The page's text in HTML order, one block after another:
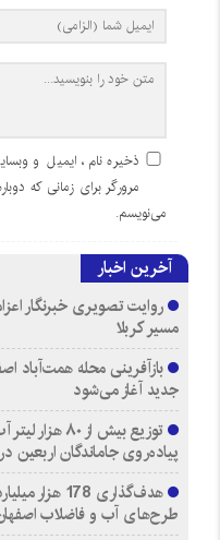
ذخیره نام، ایمیل و
مرورگر برای زمانی که
می‌نویسم.
آخرین اخبار
روایت تصویری خبرنگار
مسیر کربلا
جدید آغاز می‌شود
توزیع بیش از
پیاده‌روی جاماندگان اربعین
هدف‌گذاری
طرح‌های آب و فاضلاب